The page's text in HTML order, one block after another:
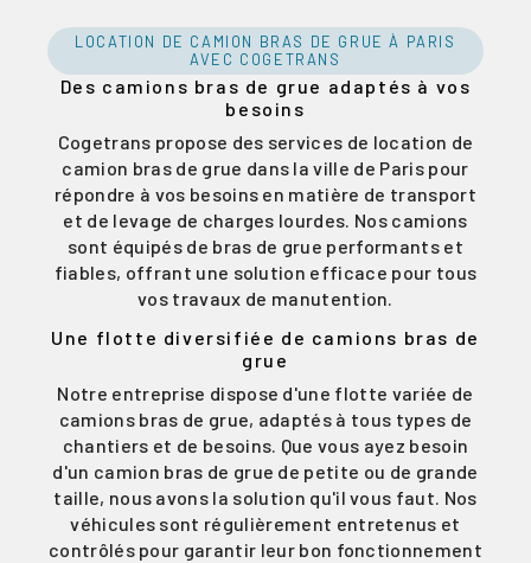
LOCATION DE CAMION BRAS DE GRUE À PARIS
AVEC COGETRANS
Des camions bras de grue adaptés à vos
besoins
Cogetrans propose des services de location de
camion bras de grue dans la ville de Paris pour
répondre à vos besoins en matière de transport
et de levage de charges lourdes. Nos camions
sont équipés de bras de grue performants et
fiables, offrant une solution efficace pour tous
vos travaux de manutention.
Une flotte diversifiée de camions bras de
grue
Notre entreprise dispose d'une flotte variée de
camions bras de grue, adaptés à tous types de
chantiers et de besoins. Que vous ayez besoin
d'un camion bras de grue de petite ou de grande
taille, nous avons la solution qu'il vous faut. Nos
véhicules sont régulièrement entretenus et
contrôlés pour garantir leur bon fonctionnement